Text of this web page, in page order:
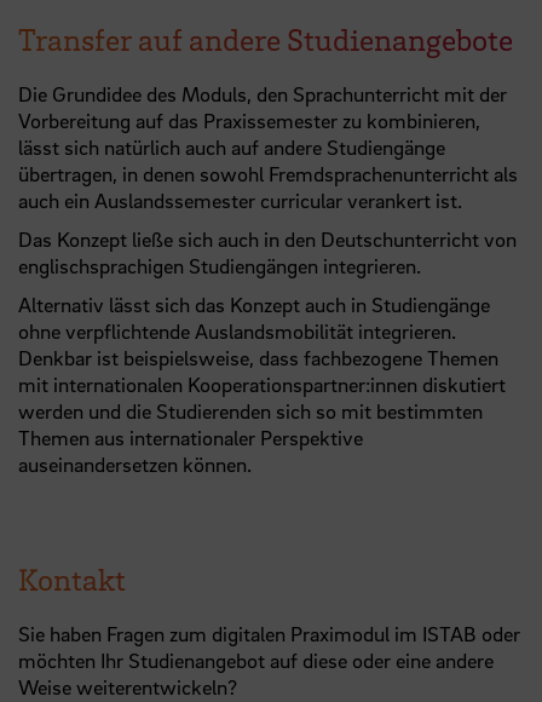
Transfer auf andere Studienangebote
Die Grundidee des Moduls, den Sprachunterricht mit der
Vorbereitung auf das Praxissemester zu kombinieren,
lässt sich natürlich auch auf andere Studiengänge
übertragen, in denen sowohl Fremdsprachenunterricht als
auch ein Auslandssemester curricular verankert ist.
Das Konzept ließe sich auch in den Deutschunterricht von
englischsprachigen Studiengängen integrieren.
Alternativ lässt sich das Konzept auch in Studiengänge
ohne verpflichtende Auslandsmobilität integrieren.
Denkbar ist beispielsweise, dass fachbezogene Themen
mit internationalen Kooperationspartner:innen diskutiert
werden und die Studierenden sich so mit bestimmten
Themen aus internationaler Perspektive
auseinandersetzen können.
Kontakt
Sie haben Fragen zum digitalen Praximodul im ISTAB oder
möchten Ihr Studienangebot auf diese oder eine andere
Weise weiterentwickeln?